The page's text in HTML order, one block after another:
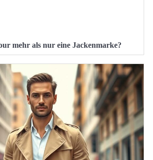
mehr als nur eine Jackenmarke?